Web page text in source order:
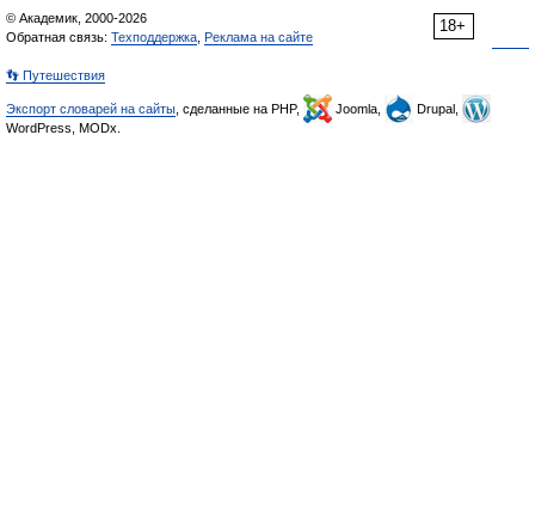
18+
© Академик, 2000-2026
Обратная связь: Техподдержка Реклама на сайте
👣 Путешествия
Экспорт словарей на сайты , сделанные на PHP, Joomla,
Drupal,
WordPress, MODx.